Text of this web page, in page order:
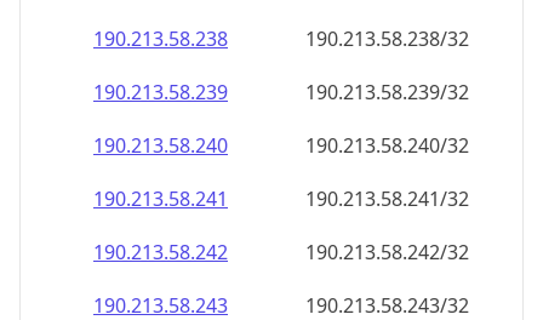
190.213.58.238
190.213.58.238/32
190.213.58.239
190.213.58.239/32
190.213.58.240
190.213.58.240/32
190.213.58.241
190.213.58.241/32
190.213.58.242
190.213.58.242/32
190.213.58.243
190.213.58.243/32